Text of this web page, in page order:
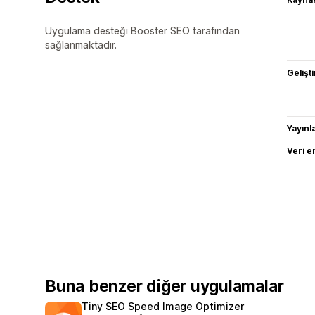
Uygulama desteği Booster SEO tarafından
sağlanmaktadır.
Veri
Buna benzer diğer uygulamalar
Tiny SEO Speed Image Optimizer